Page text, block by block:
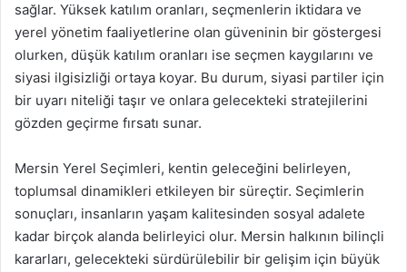
sağlar. Yüksek katılım oranları, seçmenlerin iktidara ve
yerel yönetim faaliyetlerine olan güveninin bir göstergesi
olurken, düşük katılım oranları ise seçmen kaygılarını ve
siyasi ilgisizliği ortaya koyar. Bu durum, siyasi partiler için
bir uyarı niteliği taşır ve onlara gelecekteki stratejilerini
gözden geçirme fırsatı sunar.
Mersin Yerel Seçimleri, kentin geleceğini belirleyen,
toplumsal dinamikleri etkileyen bir süreçtir. Seçimlerin
sonuçları, insanların yaşam kalitesinden sosyal adalete
kadar birçok alanda belirleyici olur. Mersin halkının bilinçli
kararları, gelecekteki sürdürülebilir bir gelişim için büyük